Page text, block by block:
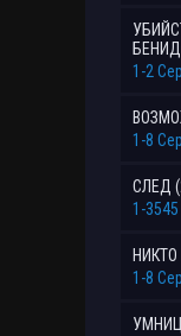
1-2
1-8
СЛЕД
1-
1-8